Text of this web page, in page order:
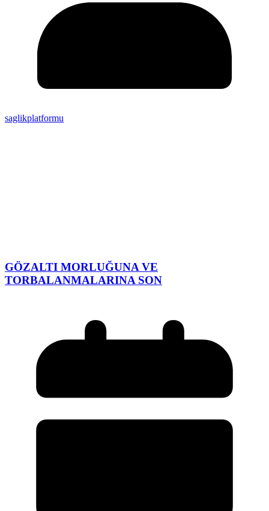
saglikplatformu
GÖZALTI MORLUĞUNA VE
TORBALANMALARINA SON